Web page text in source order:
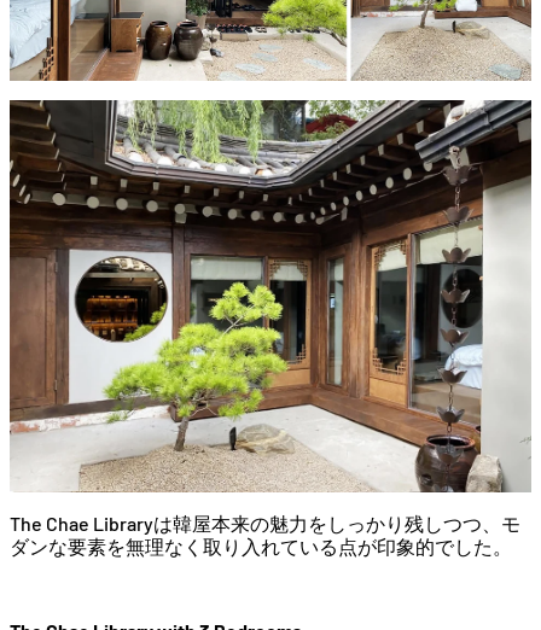
The Chae Libraryは韓屋本来の魅力をしっかり残しつつ、モ
ダンな要素を無理なく取り入れている点が印象的でした。